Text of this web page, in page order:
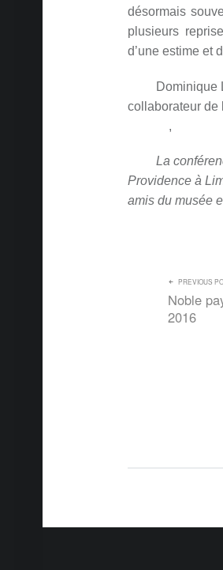
désormais
plusieurs
d’une estime et
Dominique
collaborateur de
,
La conférence
Providence à
amis du musée
PREVIOUS
Noble
2016